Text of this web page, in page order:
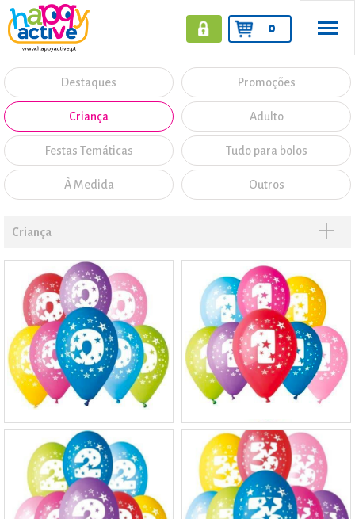
0
Destaques Promoções
Criança Adulto
Festas Temáticas Tudo para bolos
À Medida Outros
Criança